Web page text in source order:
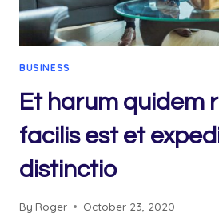
BUSINESS
Et harum quidem
facilis est et
distinctio
By Roger October 23, 2020